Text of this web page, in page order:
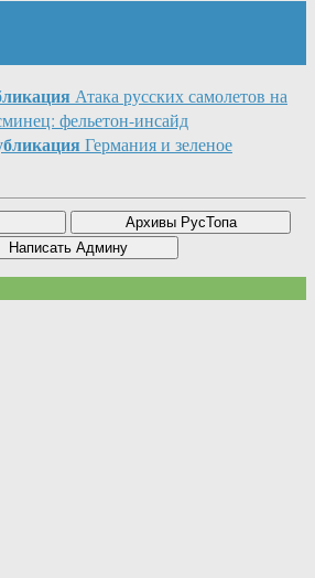
Атака русских самолетов на
фельетон-инсайд
Германия и зеленое